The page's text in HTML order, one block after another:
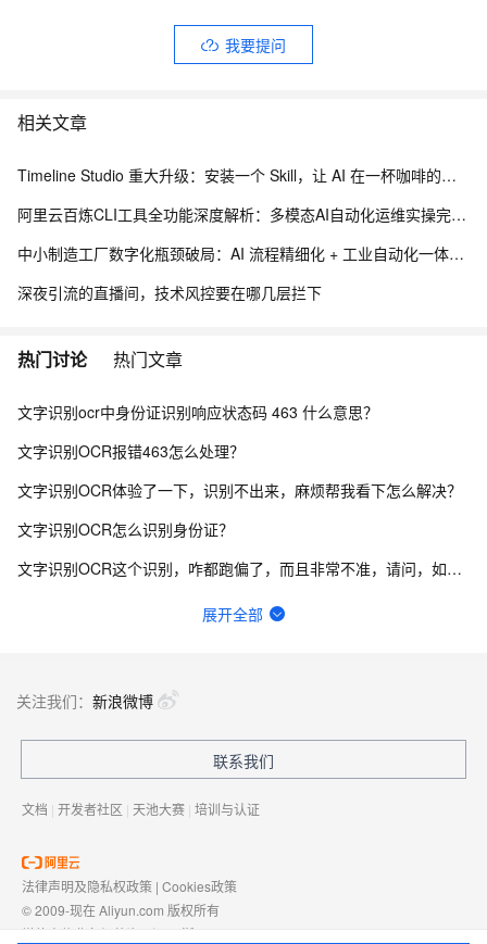
我要提问
相关文章
Timeline Studio 重大升级：安装一个 Skill，让 AI 在一杯咖啡的时间里完成视频剪辑，并交付可编辑工程
阿里云百炼CLI工具全功能深度解析：多模态AI自动化运维实操完整指南
中小制造工厂数字化瓶颈破局：AI 流程精细化 + 工业自动化一体化落地架构实践
深夜引流的直播间，技术风控要在哪几层拦下
热门讨论 热门文章
文字识别ocr中身份证识别响应状态码 463 什么意思？
文字识别OCR报错463怎么处理？
文字识别OCR体验了一下，识别不出来，麻烦帮我看下怎么解决？
文字识别OCR怎么识别身份证？
文字识别OCR这个识别，咋都跑偏了，而且非常不准，请问，如何改善？
文字识别OCR目前有哪些情况会导致识别失败？
文字识别ocr识别图片有大小限制吗？
文字识别OCR报错400是什么原因？
展开全部
关注我们： 新浪微博
联系我们
文档 | 开发者社区 | 天池大赛 | 培训与认证
法律声明及隐私权政策 | Cookies政策
© 2009-现在 Aliyun.com 版权所有
增值电信业务经营许可证： 浙B2-20080101